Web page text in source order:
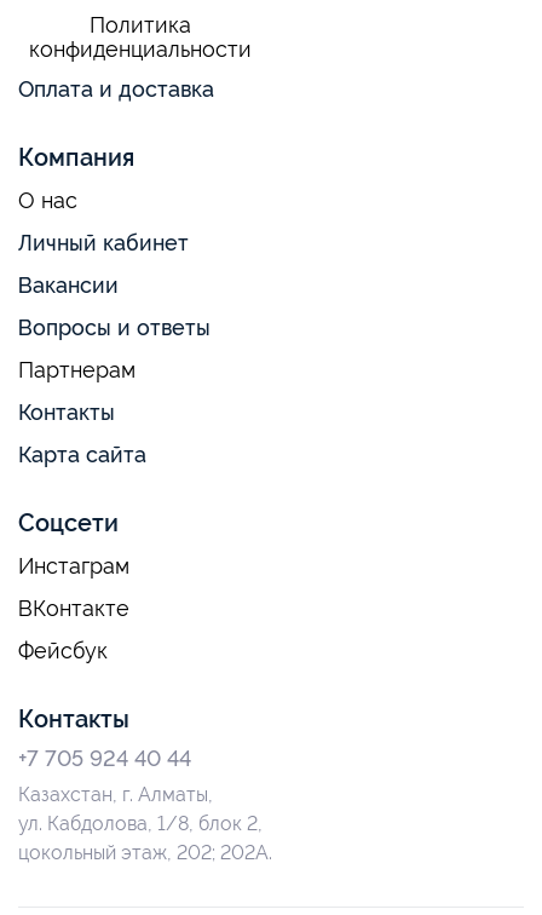
Политика
конфиденциальности
Оплата и доставка
Компания
О нас
Личный кабинет
Вакансии
Вопросы и ответы
Партнерам
Контакты
Карта сайта
Соцсети
Инстаграм
ВКонтакте
Фейсбук
Контакты
+7 705 924 40 44
Казахстан, г. Алматы,
ул. Кабдолова, 1/8, блок 2,
цокольный этаж, 202; 202А.